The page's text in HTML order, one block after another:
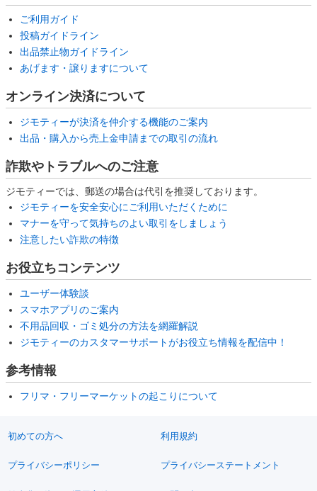
ご利用ガイド
投稿ガイドライン
出品禁止物ガイドライン
あげます・譲りますについて
オンライン決済について
ジモティーが決済を仲介する機能のご案内
出品・購入から売上金申請までの取引の流れ
詐欺やトラブルへのご注意
ジモティーでは、郵送の場合は代引を推奨しております。
ジモティーを安全安心にご利用いただくために
マナーを守って気持ちのよい取引をしましょう
注意したい詐欺の特徴
お役立ちコンテンツ
ユーザー体験談
スマホアプリのご案内
不用品回収・ゴミ処分の方法を網羅解説
ジモティーのカスタマーサポートがお役立ち情報を配信中！
参考情報
フリマ・フリーマーケットの起こりについて
初めての方へ 利用規約
プライバシーポリシー プライバシーステートメント